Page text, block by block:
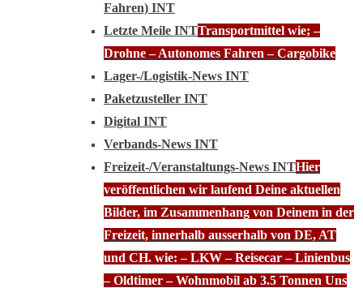
Fahren) INT
Letzte Meile INTTransportmittel wie; –
Drohne – Autonomes Fahren – Cargobike
Lager-/Logistik-News INT
Paketzusteller INT
Digital INT
Verbands-News INT
Freizeit-/Veranstaltungs-News INTHier
veröffentlichen wir laufend Deine aktuellen
Bilder, im Zusammenhang von Deinem in der
Freizeit, innerhalb ausserhalb von DE, AT
und CH. wie: – LKW – Reisecar – Linienbus
– Oldtimer – Wohnmobil ab 3.5 Tonnen Uns